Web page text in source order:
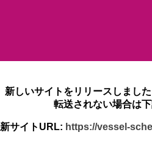
新しいサイトをリリースしまし
転送されない場合は
新サイトURL: https://vessel-